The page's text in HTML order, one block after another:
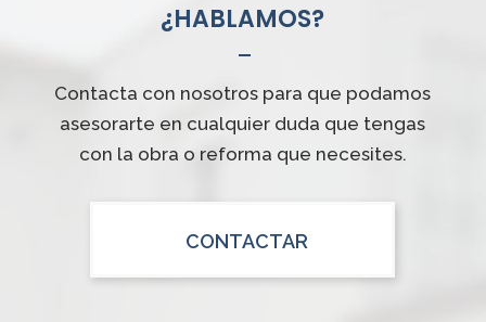
¿HABLAMOS?
Contacta con nosotros para que podamos
asesorarte en cualquier duda que tengas
con la obra o reforma que necesites.
CONTACTAR